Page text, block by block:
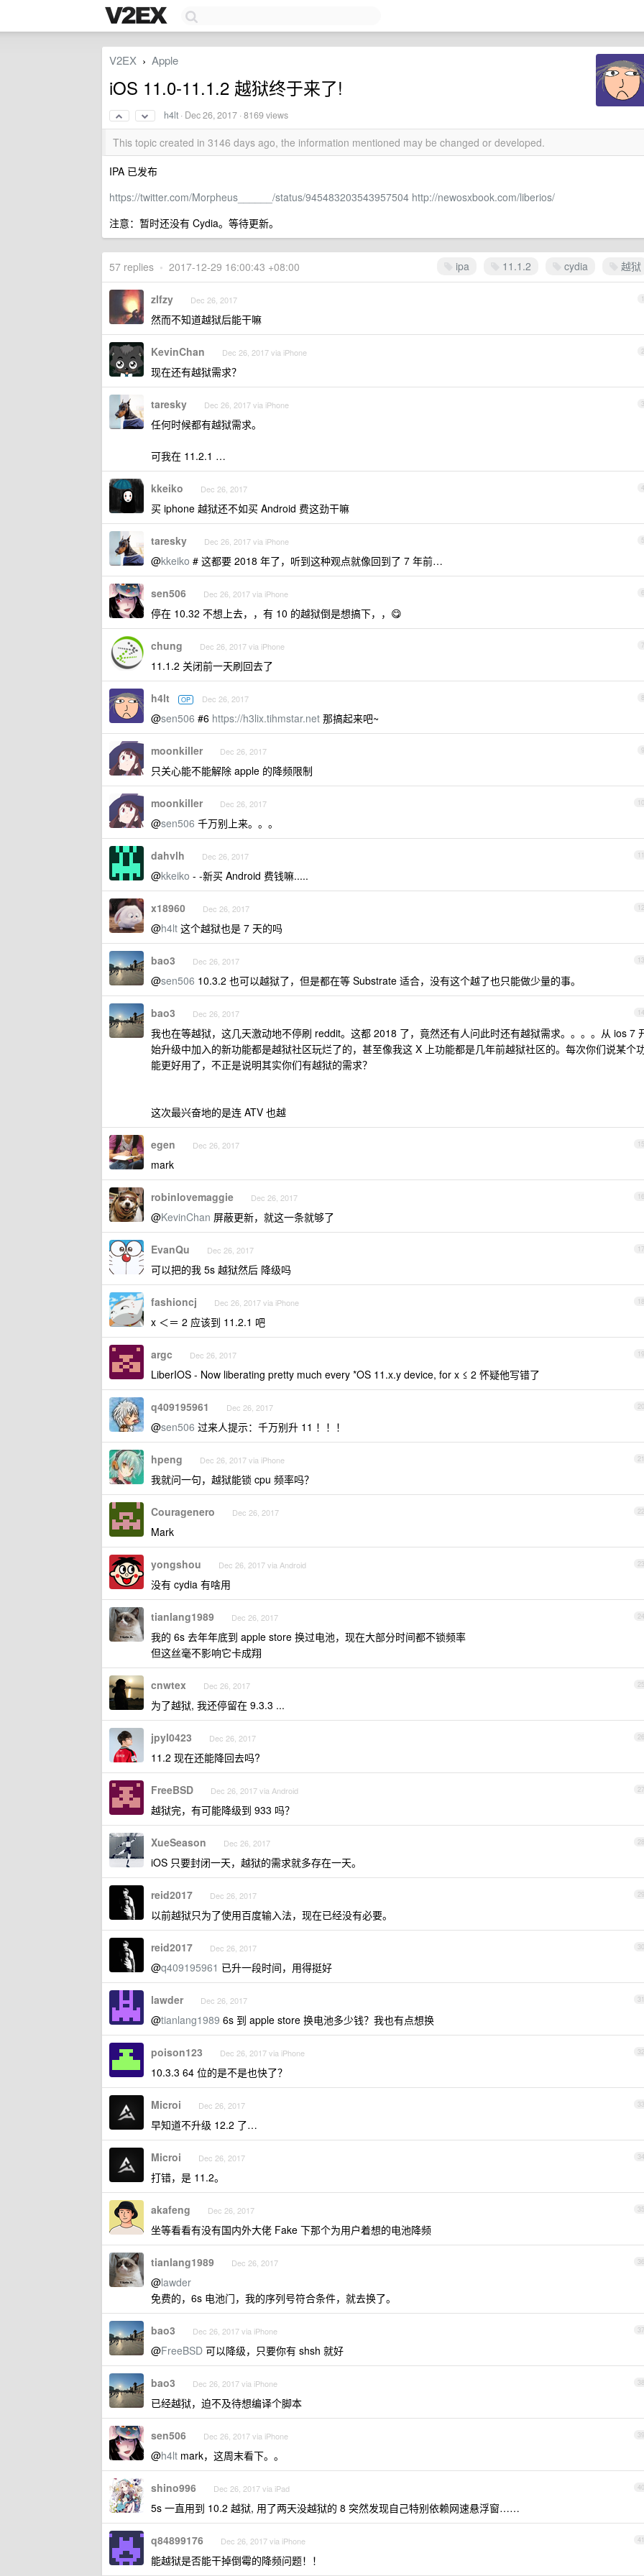
V2EX › Apple
iOS 11.0-11.1.2 越狱终于来了!
h4lt · Dec 26, 2017 · 8169 views
This topic created in 3146 days ago, the information mentioned may be changed or developed.
IPA 已发布
https://twitter.com/Morpheus______/status/945483203543957504 http://newosxbook.com/liberios/
注意：暂时还没有 Cydia。等待更新。
ipa 11.1.2 cydia 越狱
57 replies • 2017-12-29 16:00:43 +08:00
1
zlfzy Dec 26, 2017
然而不知道越狱后能干嘛
2
KevinChan Dec 26, 2017 via iPhone
现在还有越狱需求？
3
taresky Dec 26, 2017 via iPhone
任何时候都有越狱需求。
可我在 11.2.1 …
4
kkeiko Dec 26, 2017
买 iphone 越狱还不如买 Android 费这劲干嘛
5
taresky Dec 26, 2017 via iPhone
@kkeiko # 这都要 2018 年了，听到这种观点就像回到了 7 年前…
6
sen506 Dec 26, 2017 via iPhone
停在 10.32 不想上去，，有 10 的越狱倒是想搞下，，😋
7
chung Dec 26, 2017 via iPhone
11.1.2 关闭前一天刷回去了
8
h4lt OP Dec 26, 2017
@sen506 #6 https://h3lix.tihmstar.net 那搞起来吧~
9
moonkiller Dec 26, 2017
只关心能不能解除 apple 的降频限制
10
moonkiller Dec 26, 2017
@sen506 千万别上来。。。
11
dahvlh Dec 26, 2017
@kkeiko - -新买 Android 费钱嘛.....
12
x18960 Dec 26, 2017
@h4lt 这个越狱也是 7 天的吗
13
bao3 Dec 26, 2017
@sen506 10.3.2 也可以越狱了，但是都在等 Substrate 适合，没有这个越了也只能做少量的事。
14
bao3 Dec 26, 2017
我也在等越狱，这几天激动地不停刷 reddit。这都 2018 了，竟然还有人问此时还有越狱需求。。。。从 ios 7
始升级中加入的新功能都是越狱社区玩烂了的，甚至像我这 X 上功能都是几年前越狱社区的。每次你们说某个
能更好用了，不正是说明其实你们有越狱的需求？
这次最兴奋地的是连 ATV 也越
15
egen Dec 26, 2017
mark
16
robinlovemaggie Dec 26, 2017
@KevinChan 屏蔽更新，就这一条就够了
17
EvanQu Dec 26, 2017
可以把的我 5s 越狱然后 降级吗
18
fashioncj Dec 26, 2017 via iPhone
x ＜＝ 2 应该到 11.2.1 吧
19
argc Dec 26, 2017
LiberIOS - Now liberating pretty much every *OS 11.x.y device, for x ≤ 2 怀疑他写错了
20
q409195961 Dec 26, 2017
@sen506 过来人提示：千万别升 11 ！！！
21
hpeng Dec 26, 2017 via iPhone
我就问一句，越狱能锁 cpu 频率吗？
22
Couragenero Dec 26, 2017
Mark
23
yongshou Dec 26, 2017 via Android
没有 cydia 有啥用
24
tianlang1989 Dec 26, 2017
我的 6s 去年年底到 apple store 换过电池，现在大部分时间都不锁频率
但这丝毫不影响它卡成翔
25
cnwtex Dec 26, 2017
为了越狱, 我还停留在 9.3.3 ...
26
jpyl0423 Dec 26, 2017
11.2 现在还能降回去吗?
27
FreeBSD Dec 26, 2017 via Android
越狱完，有可能降级到 933 吗？
28
XueSeason Dec 26, 2017
iOS 只要封闭一天，越狱的需求就多存在一天。
29
reid2017 Dec 26, 2017
以前越狱只为了使用百度输入法，现在已经没有必要。
30
reid2017 Dec 26, 2017
@q409195961 已升一段时间，用得挺好
31
lawder Dec 26, 2017
@tianlang1989 6s 到 apple store 换电池多少钱？我也有点想换
32
poison123 Dec 26, 2017 via iPhone
10.3.3 64 位的是不是也快了？
33
Microi Dec 26, 2017
早知道不升级 12.2 了…
34
Microi Dec 26, 2017
打错，是 11.2。
35
akafeng Dec 26, 2017
坐等看看有没有国内外大佬 Fake 下那个为用户着想的电池降频
36
tianlang1989 Dec 26, 2017
@lawder
免费的，6s 电池门，我的序列号符合条件，就去换了。
37
bao3 Dec 26, 2017 via iPhone
@FreeBSD 可以降级，只要你有 shsh 就好
38
bao3 Dec 26, 2017 via iPhone
已经越狱，迫不及待想编译个脚本
39
sen506 Dec 26, 2017 via iPhone
@h4lt mark，这周末看下。。
40
shino996 Dec 26, 2017 via iPad
5s 一直用到 10.2 越狱, 用了两天没越狱的 8 突然发现自己特别依赖网速悬浮窗……
41
q84899176 Dec 26, 2017 via iPhone
能越狱是否能干掉倒霉的降频问题！！